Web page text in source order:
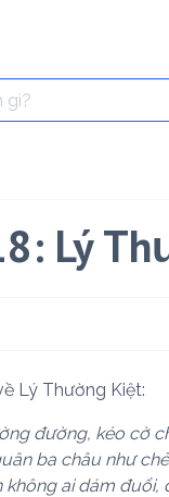
Lý
Lý Thường Kiệt:
đường, kéo cờ
ba châu như
ai dám đuổi,